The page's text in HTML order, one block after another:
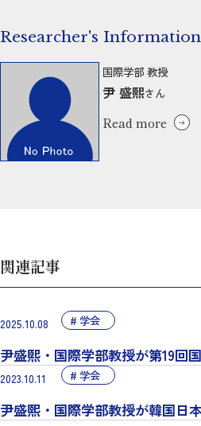
Researcher's Information
国際学部 教授
尹 盛熙さん
Read more
関連記事
2025.10.08 学会
尹盛煕・国際学部教授が第19回
2023.10.11 学会
尹盛熙・国際学部教授が韓国日